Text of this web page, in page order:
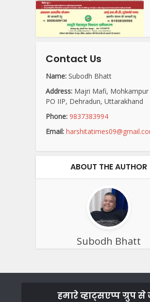
Contact Us
Name: Subodh Bhatt
Address: Majri Mafi, Mohkampur
PO IIP, Dehradun, Uttarakhand
Phone: 9837383994
Email:
ABOUT THE AUTHOR
Subodh Bhatt
हमारे व्हाट्सएप्प ग्रुप से